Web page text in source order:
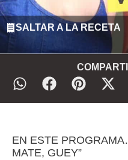
SALTAR A LA RECETA
EN ESTE
MATE, GUEY”